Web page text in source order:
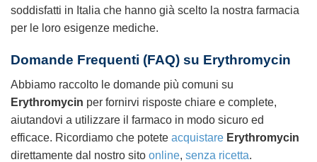
soddisfatti in Italia che hanno già scelto la nostra farmacia
per le loro esigenze mediche.
Domande Frequenti (FAQ) su Erythromycin
Abbiamo raccolto le domande più comuni su
Erythromycin per fornirvi risposte chiare e complete,
aiutandovi a utilizzare il farmaco in modo sicuro ed
efficace. Ricordiamo che potete acquistare Erythromycin
direttamente dal nostro sito online, senza ricetta.